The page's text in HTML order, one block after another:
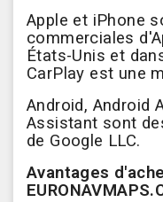
Apple et iPhone
commerciales
États-Unis et
CarPlay est une
Android, Android
Assistant sont
de Google LLC.
Avantages